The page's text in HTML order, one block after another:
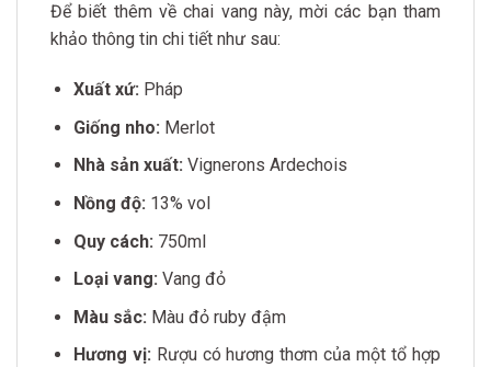
Để biết thêm về chai vang này, mời các bạn tham
khảo thông tin chi tiết như sau:
Xuất xứ: Pháp
Giống nho: Merlot
Nhà sản xuất: Vignerons Ardechois
Nồng độ: 13% vol
Quy cách: 750ml
Loại vang: Vang đỏ
Màu sắc: Màu đỏ ruby đậm
Hương vị: Rượu có hương thơm của một tổ hợp